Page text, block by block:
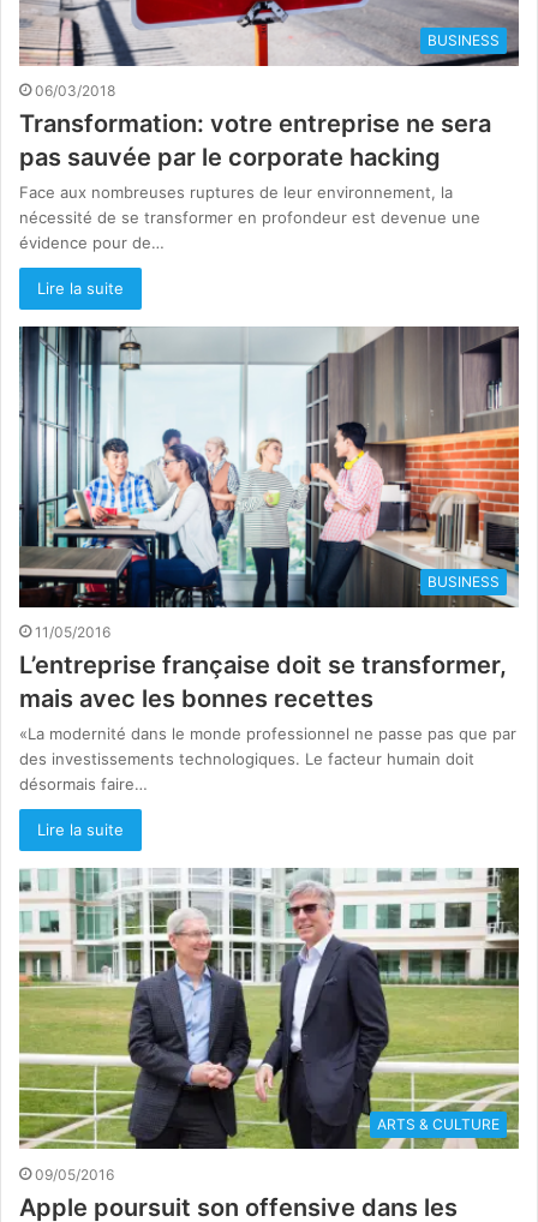
BUSINESS
06/03/2018
Transformation: votre entreprise ne sera
pas sauvée par le corporate hacking
Face aux nombreuses ruptures de leur environnement, la
nécessité de se transformer en profondeur est devenue une
évidence pour de…
Lire la suite
BUSINESS
11/05/2016
L’entreprise française doit se transformer,
mais avec les bonnes recettes
«La modernité dans le monde professionnel ne passe pas que par
des investissements technologiques. Le facteur humain doit
désormais faire…
Lire la suite
ARTS & CULTURE
09/05/2016
Apple poursuit son offensive dans les